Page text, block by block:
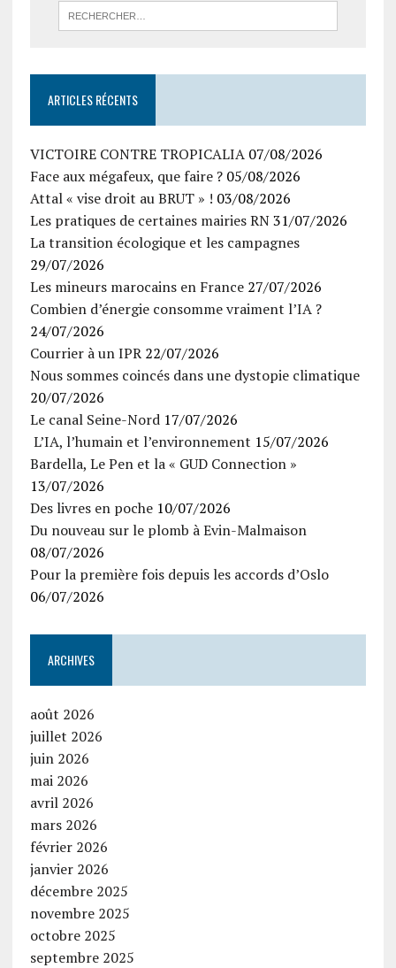
ARTICLES RÉCENTS
VICTOIRE CONTRE TROPICALIA 07/08/2026
Face aux mégafeux, que faire ? 05/08/2026
Attal « vise droit au BRUT » ! 03/08/2026
Les pratiques de certaines mairies RN 31/07/2026
La transition écologique et les campagnes
29/07/2026
Les mineurs marocains en France 27/07/2026
Combien d’énergie consomme vraiment l’IA ?
24/07/2026
Courrier à un IPR 22/07/2026
Nous sommes coincés dans une dystopie climatique
20/07/2026
Le canal Seine-Nord 17/07/2026
L’IA, l’humain et l’environnement 15/07/2026
Bardella, Le Pen et la « GUD Connection »
13/07/2026
Des livres en poche 10/07/2026
Du nouveau sur le plomb à Evin-Malmaison
08/07/2026
Pour la première fois depuis les accords d’Oslo
06/07/2026
ARCHIVES
août 2026
juillet 2026
juin 2026
mai 2026
avril 2026
mars 2026
février 2026
janvier 2026
décembre 2025
novembre 2025
octobre 2025
septembre 2025